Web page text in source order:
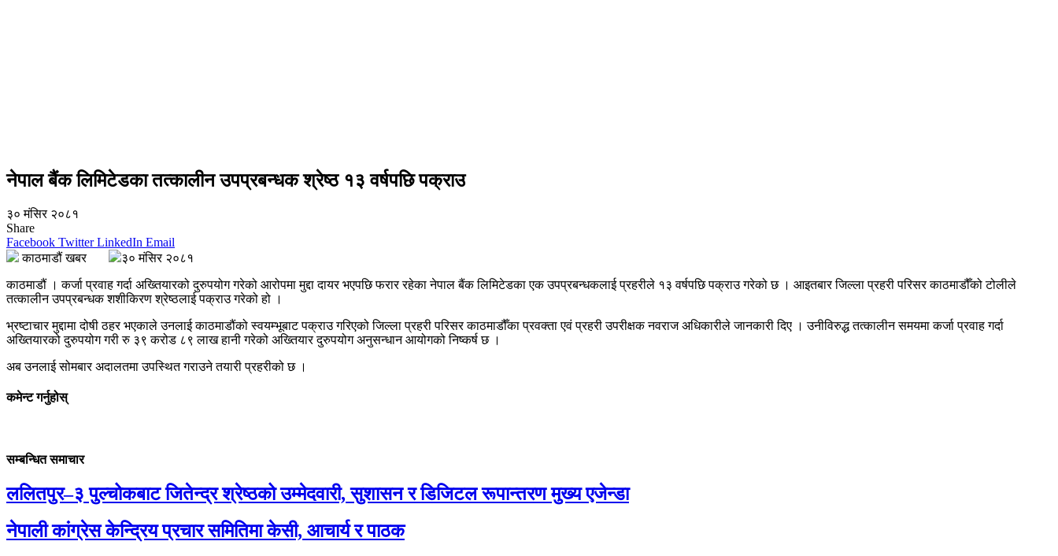
नेपाल बैंक लिमिटेडका तत्कालीन उपप्रबन्धक श्रेष्ठ १३ वर्षपछि पक्राउ
३० मंसिर २०८१
Share
Facebook Twitter LinkedIn Email
काठमाडौं खबर
३० मंसिर २०८१
काठमाडौं । कर्जा प्रवाह गर्दा अख्तियारको दुरुपयोग गरेको आरोपमा मुद्दा दायर भएपछि फरार रहेका नेपाल बैंक लिमिटेडका एक उपप्रबन्धकलाई प्रहरीले १३ वर्षपछि पक्राउ गरेको छ । आइतबार जिल्ला प्रहरी परिसर काठमाडौँको टोलीले
तत्कालीन उपप्रबन्धक शशीकिरण श्रेष्ठलाई पक्राउ गरेको हो ।
भ्रष्टाचार मुद्दामा दोषी ठहर भएकाले उनलाई काठमाडौंको स्वयम्भूबाट पक्राउ गरिएको जिल्ला प्रहरी परिसर काठमाडौँका प्रवक्ता एवं प्रहरी उपरीक्षक नवराज अधिकारीले जानकारी दिए । उनीविरुद्ध तत्कालीन समयमा कर्जा प्रवाह गर्दा
अख्तियारको दुरुपयोग गरी रु ३९ करोड ८९ लाख हानी गरेको अख्तियार दुरुपयोग अनुसन्धान आयोगको निष्कर्ष छ ।
अब उनलाई सोमबार अदालतमा उपस्थित गराउने तयारी प्रहरीको छ ।
कमेन्ट गर्नुहोस्
सम्बन्धित समाचार
ललितपुर–३ पुल्चोकबाट जितेन्द्र श्रेष्ठको उम्मेदवारी, सुशासन र डिजिटल रूपान्तरण मुख्य एजेन्डा
नेपाली कांग्रेस केन्द्रिय प्रचार समितिमा केसी, आचार्य र पाठक